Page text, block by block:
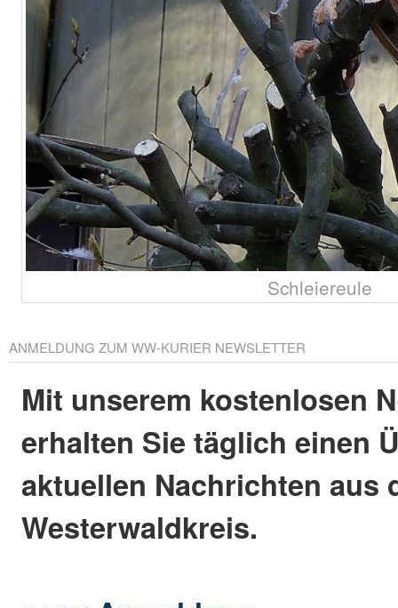
Schleiereule
ANMELDUNG ZUM WW-KURIER NEWSLETTER
Mit unserem kostenlosen
erhalten Sie täglich einen
aktuellen Nachrichten aus
Westerwaldkreis.